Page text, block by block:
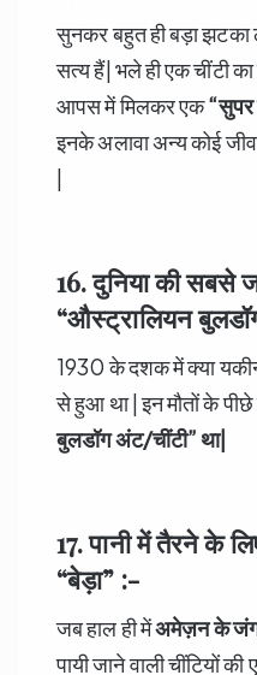
सुनकर बहुत ही बड़ा झटका
सत्य हैं| भले ही एक चींटी का
आपस में मिलकर एक“सुपर
इनके अलावा अन्य कोई
|
16. दुनिया की सबसे
“औस्ट्रालियन
1930 के दशक में क्या
से हुआ था | इन मौतों के
बुलडॉग अंट/चींटी” था|
17. पानी में तैरने के
“बेड़ा” :-
जब हाल ही मेंअमेज़न के
पायी जाने वाली चींटियों